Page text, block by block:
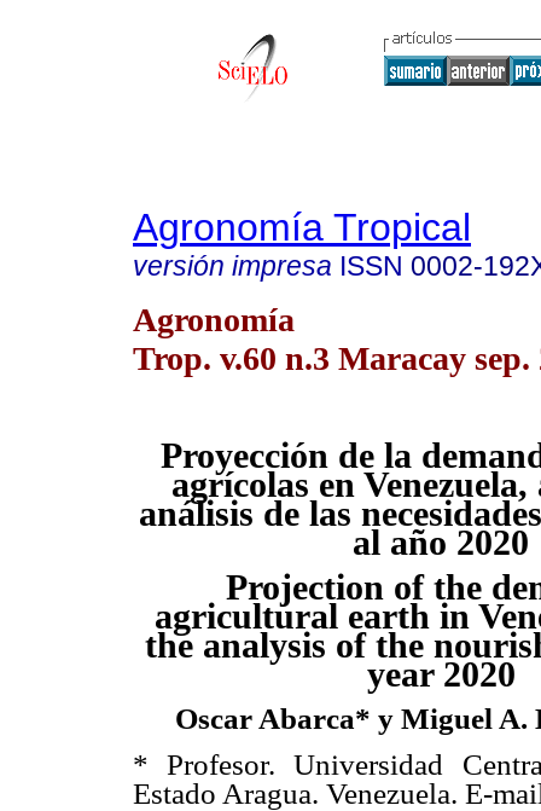
Agronomía Tropical
versión impresa ISSN 0002-
Agronomía
Trop. v.60 n.3 Maracay sep.
Proyección de la
agrícolas en Venezuela,
análisis de las
al año 2020
Projection of the
agricultural earth in
the analysis of the
year 2020
Oscar Abarca* y Miguel A.
* Profesor. Universidad
Estado Aragua. Venezuela. E-